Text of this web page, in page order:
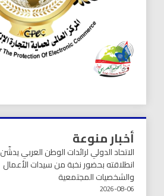
أخبار منوعة
الاتحاد الدولي لرائدات الوطن العربي يدشّن
انطلاقته بحضور نخبة من سيدات الأعمال
والشخصيات المجتمعية
2026-08-06